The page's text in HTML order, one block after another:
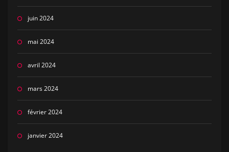
juin 2024
mai 2024
avril 2024
mars 2024
février 2024
janvier 2024